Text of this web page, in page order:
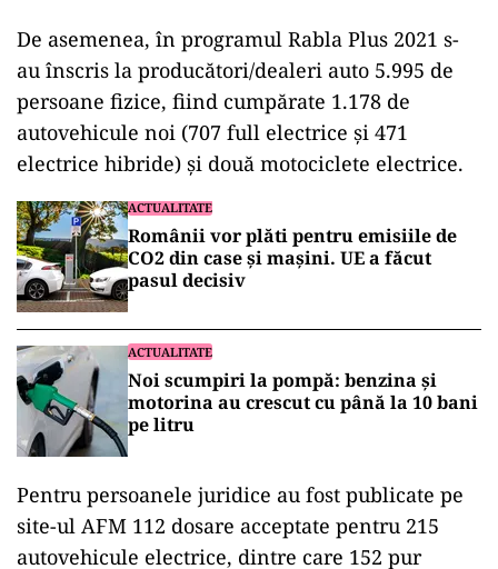
ad
De asemenea, în programul Rabla Plus 2021 s-
au înscris la producători/dealeri auto 5.995 de
persoane fizice, fiind cumpărate 1.178 de
autovehicule noi (707 full electrice şi 471
electrice hibride) şi două motociclete electrice.
ACTUALITATE
Românii vor plăti pentru emisiile de